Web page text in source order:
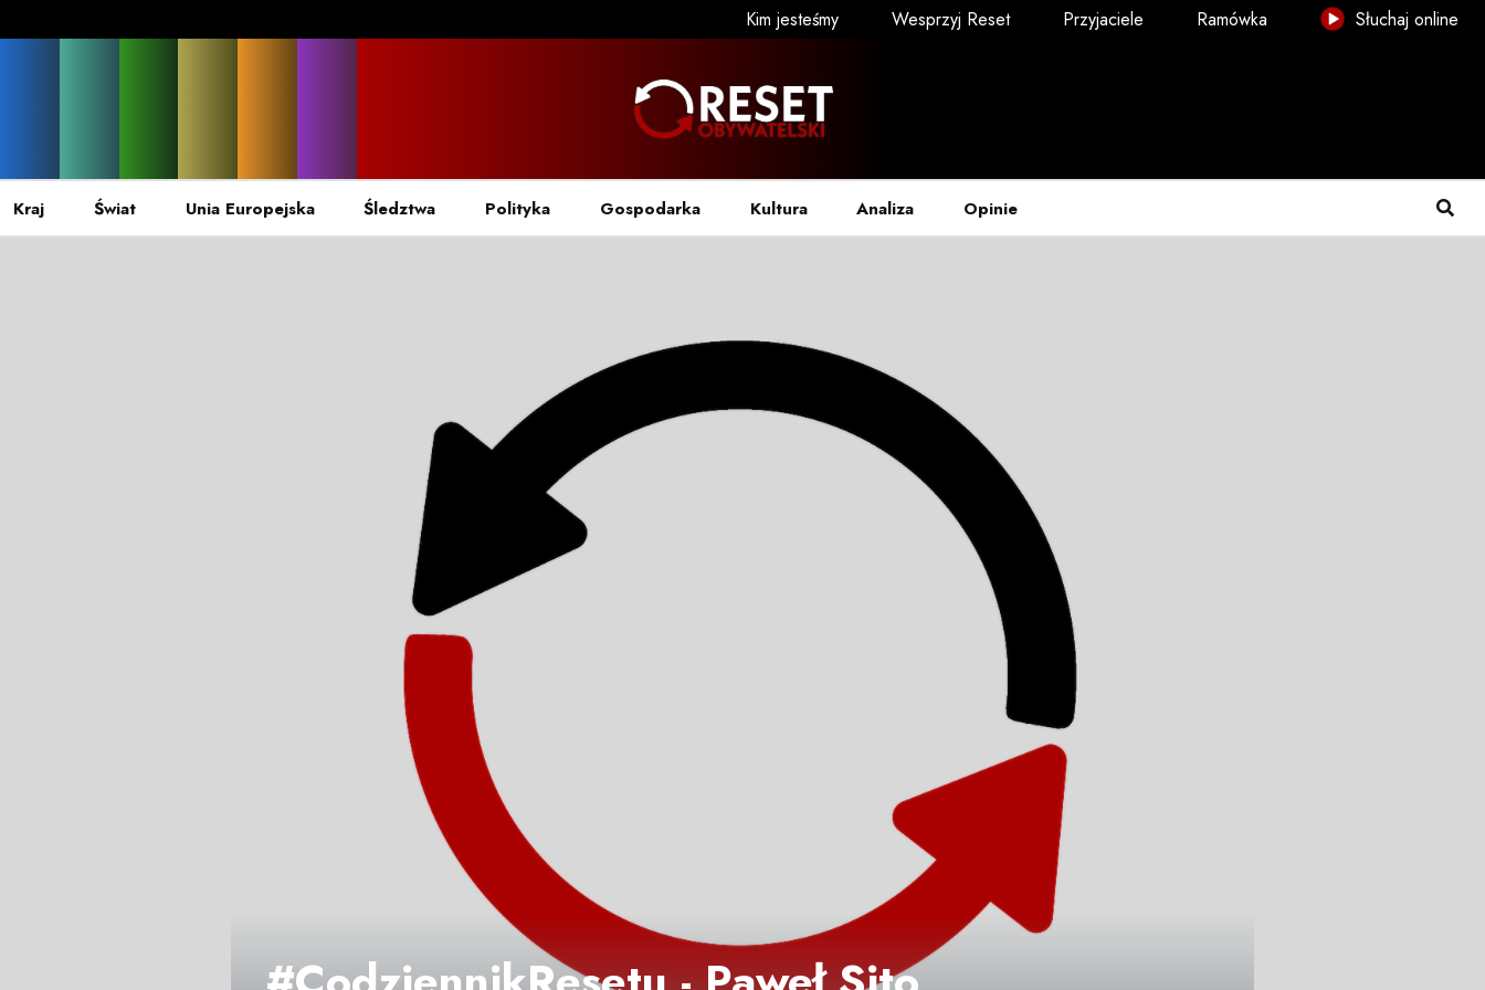
Kim jesteśmy Wesprzyj Reset Przyjaciele Ramówka Słuchaj online
Kraj Świat Unia Europejska Śledztwa Polityka Gospodarka Kultura Analiza Opinie